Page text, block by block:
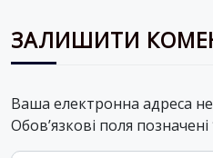
ЗАЛИШИТИ
Ваша електронна адреса
Обов’язкові поля позначені